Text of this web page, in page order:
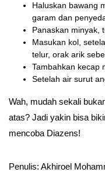
Haluskan bawang
garam dan
Panaskan minyak,
Masukan kol,
telur, orak arik
Tambahkan kecap
Setelah air surut
Wah, mudah sekali
atas? Jadi yakin bisa
mencoba Diazens!
Penulis: Akhiroel